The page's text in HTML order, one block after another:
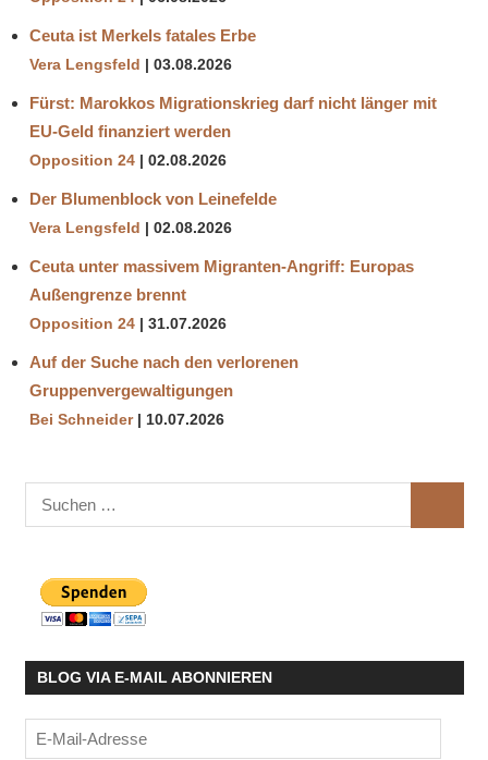
Ceuta ist Merkels fatales Erbe
Vera Lengsfeld 03.08.2026
Fürst: Marokkos Migrationskrieg darf nicht länger mit
EU-Geld finanziert werden
Opposition 24 02.08.2026
Der Blumenblock von Leinefelde
Vera Lengsfeld 02.08.2026
Ceuta unter massivem Migranten-Angriff: Europas
Außengrenze brennt
Opposition 24 31.07.2026
Auf der Suche nach den verlorenen
Gruppenvergewaltigungen
Bei Schneider 10.07.2026
Suchen
nach:
BLOG VIA E-MAIL ABONNIEREN
E-